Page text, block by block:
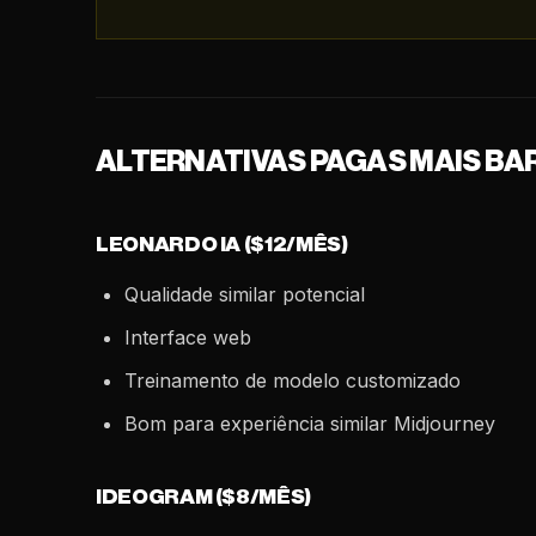
ALTERNATIVAS PAGAS MAIS
LEONARDO IA ($12/MÊS)
Qualidade similar potencial
Interface web
Treinamento de modelo customizado
Bom para experiência similar Midjourney
IDEOGRAM ($8/MÊS)